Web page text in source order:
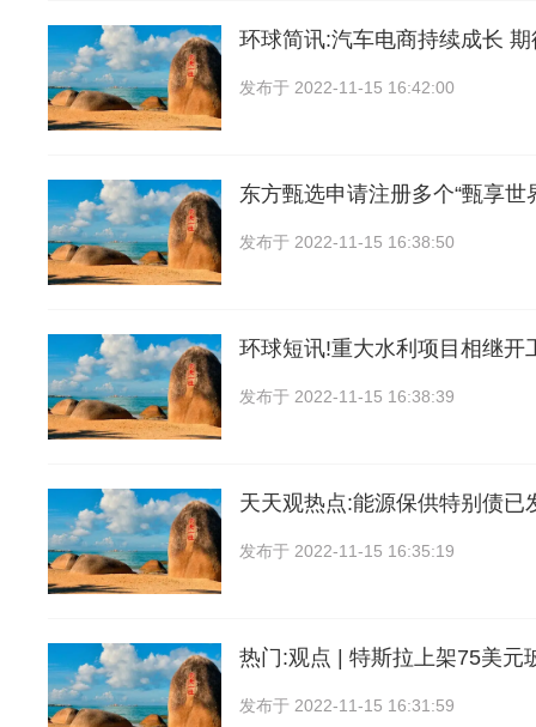
环球简讯:汽车电商持续成长
发布于 2022-11-15 16:42:00
东方甄选申请注册多个“甄享世
发布于 2022-11-15 16:38:50
环球短讯!重大水利项目相继开
发布于 2022-11-15 16:38:39
天天观热点:能源保供特别债已
发布于 2022-11-15 16:35:19
热门:观点 | 特斯拉上架75美元
发布于 2022-11-15 16:31:59